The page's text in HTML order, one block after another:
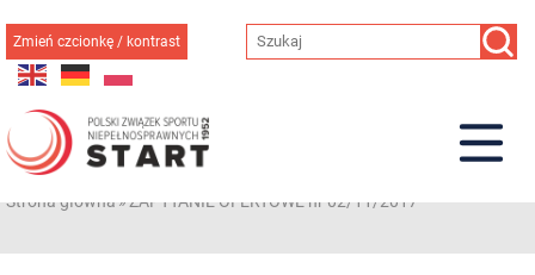
do
treści
Zmień czcionkę / kontrast
Strona główna»ZAPYTANIE OFERTOWE nr 02/11/2017